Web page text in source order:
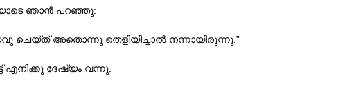
ഞാൻ പറഞ്ഞു:
ചെയ്ത് അതൊന്നു തെളിയിച്ചാൽ നന്നായിരുന്നു.”
എനിക്കു ദേഷ്യം വന്നു.